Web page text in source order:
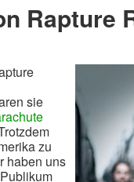
Rapture
sie
zu
haben uns